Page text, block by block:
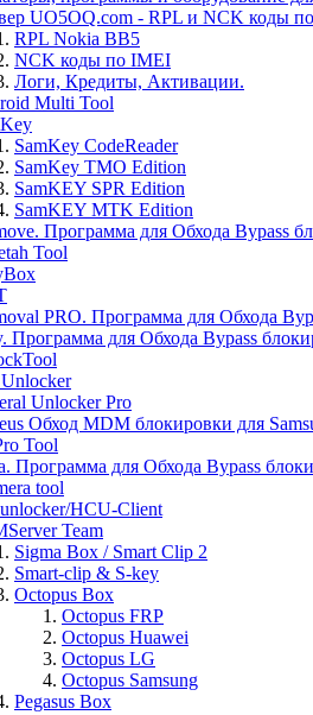
UO5OQ.com - RPL и NCK коды
RPL Nokia BB5
NCK коды по IMEI
Логи, Кредиты, Активации.
Multi Tool
SamKey CodeReader
SamKey TMO Edition
SamKEY SPR Edition
SamKEY MTK Edition
Программа для Обхода Bypass
Tool
PRO. Программа для Обхода
Программа для Обхода Bypass
Unlocker Pro
Обход MDM блокировки для
Tool
Программа для Обхода Bypass
tool
HCU-Client
Team
Sigma Box / Smart Clip 2
Smart-clip & S-key
Octopus Box
Octopus FRP
Octopus Huawei
Octopus LG
Octopus Samsung
Pegasus Box